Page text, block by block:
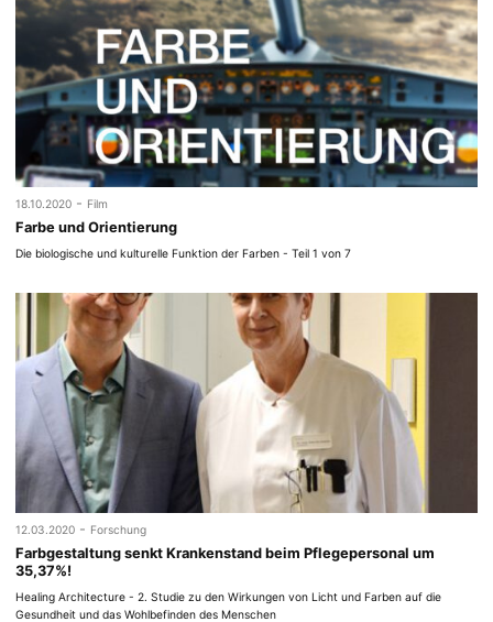
18.10.2020 - Film
Farbe und Orientierung
Die biologische und kulturelle Funktion der Farben - Teil 1 von 7
12.03.2020 - Forschung
Farbgestaltung senkt Krankenstand beim Pflegepersonal um
35,37%!
Healing Architecture - 2. Studie zu den Wirkungen von Licht und Farben auf die
Gesundheit und das Wohlbefinden des Menschen